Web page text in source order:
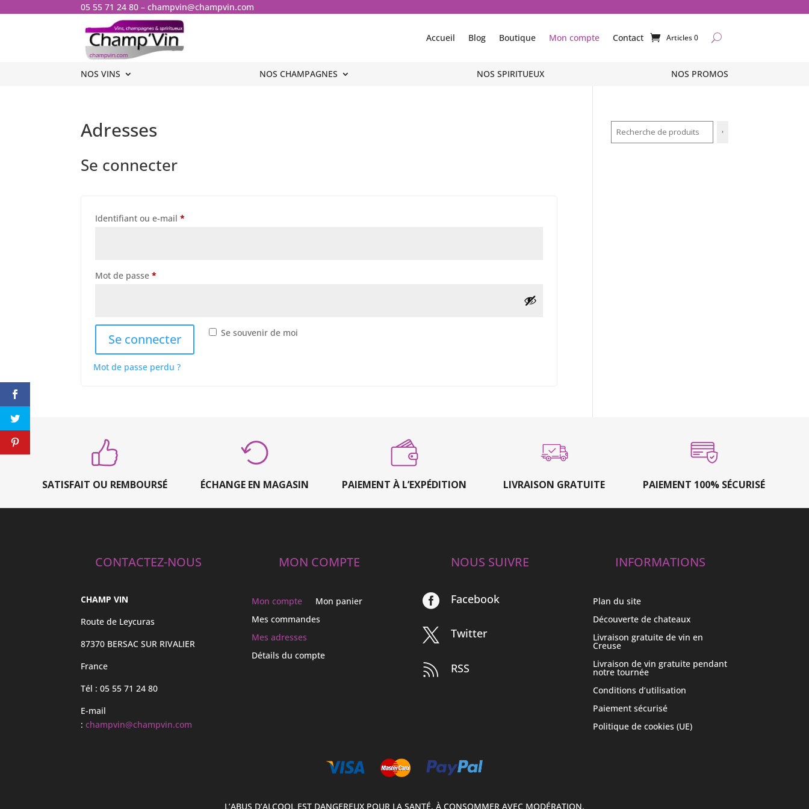
05 55 71 24 80 –champvin@champvin.com
Accueil Blog Boutique Mon compte Contact Articles 0
NOS VINS NOS CHAMPAGNES NOS SPIRITUEUX NOS PROMOS
NOS VINS NOS CHAMPAGNES NOS SPIRITUEUX NOS PROMOS
Adresses
Se connecter
Identifiant ou e-mail*
Mot de passe*
Se souvenir de moi
Se connecter
Mot de passe perdu ?
Recherche
SATISFAIT OU REMBOURSÉ ÉCHANGE EN MAGASIN PAIEMENT À L’EXPÉDITION LIVRAISON GRATUITE PAIEMENT 100% SÉCURISÉ
CONTACTEZ-NOUS
CHAMP VIN
Route de Leycuras
87370 BERSAC SUR RIVALIER
France
Tél : 05 55 71 24 80
E-mail
: champvin@champvin.com
MON COMPTE
Mon compte
Mon panier
Mes commandes
Mes adresses
Détails du compte
NOUS SUIVRE
 Facebook
 Twitter
 RSS
INFORMATIONS
Plan du site
Découverte de chateaux
Livraison gratuite de vin en
Creuse
Livraison de vin gratuite pendant
notre tournée
Conditions d’utilisation
Paiement sécurisé
Politique de cookies (UE)
L’ABUS D’ALCOOL EST DANGEREUX POUR LA SANTÉ, À CONSOMMER AVEC MODÉRATION.